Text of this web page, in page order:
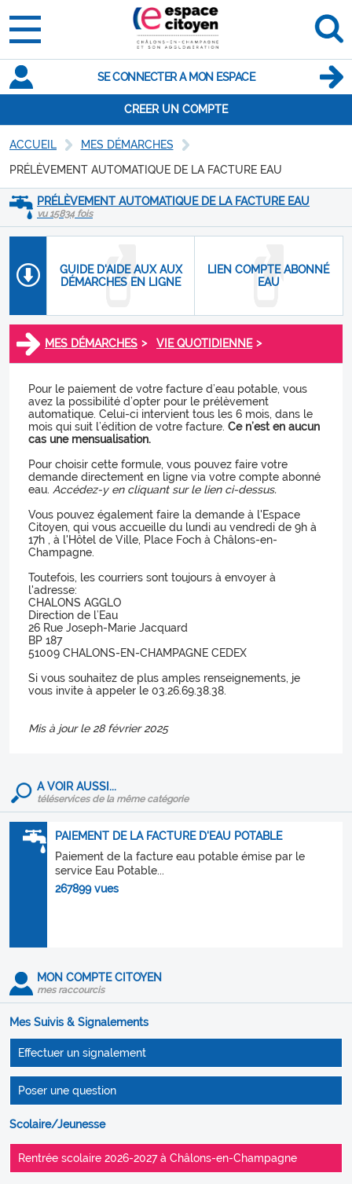
SE CONNECTER A MON ESPACE
CREER UN COMPTE
ACCUEIL
MES DÉMARCHES
PRÉLÈVEMENT AUTOMATIQUE DE LA FACTURE EAU
PRÉLÈVEMENT AUTOMATIQUE DE LA FACTURE EAU
vu 15834 fois
GUIDE D'AIDE AUX AUX
DÉMARCHES EN LIGNE
LIEN COMPTE ABONNÉ
EAU
MES DÉMARCHES > VIE QUOTIDIENNE >
Pour le paiement de votre facture d’eau potable, vous
avez la possibilité d’opter pour le prélèvement
automatique. Celui-ci intervient tous les 6 mois, dans le
mois qui suit l’édition de votre facture. Ce n’est en aucun
cas une mensualisation.
Pour choisir cette formule, vous pouvez faire votre
demande directement en ligne via votre compte abonné
eau. Accédez-y en cliquant sur le lien ci-dessus.
Vous pouvez également faire la demande à l'Espace
Citoyen, qui vous accueille du lundi au vendredi de 9h à
17h , à l'Hôtel de Ville, Place Foch à Châlons-en-
Champagne.
Toutefois, les courriers sont toujours à envoyer à
l'adresse:
CHALONS AGGLO
Direction de l’Eau
26 Rue Joseph-Marie Jacquard
BP 187
51009 CHALONS-EN-CHAMPAGNE CEDEX
Si vous souhaitez de plus amples renseignements, je
vous invite à appeler le 03.26.69.38.38.
Mis à jour le 28 février 2025
A VOIR AUSSI...
téléservices de la même catégorie
PAIEMENT DE LA FACTURE D'EAU POTABLE
Paiement de la facture eau potable émise par le
service Eau Potable...
267899 vues
MON COMPTE CITOYEN
mes raccourcis
Mes Suivis & Signalements
Effectuer un signalement
Poser une question
Scolaire/Jeunesse
Rentrée scolaire 2026-2027 à Châlons-en-Champagne